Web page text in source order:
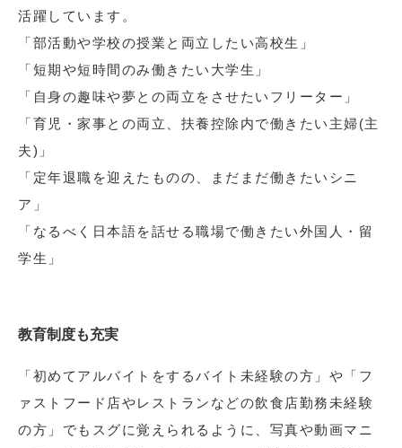
活躍しています。
「部活動や学校の授業と両立したい高校生」
「短期や短時間のみ働きたい大学生」
「自身の趣味や夢との両立をさせたいフリーター」
「育児・家事との両立、扶養控除内で働きたい主婦(主
夫)」
「定年退職を迎えたものの、まだまだ働きたいシニ
ア」
「なるべく日本語を話せる職場で働きたい外国人・留
学生」
教育制度も充実
「初めてアルバイトをするバイト未経験の方」や「フ
ァストフード店やレストランなどの飲食店勤務未経験
の方」でもスグに覚えられるように、写真や動画マニ